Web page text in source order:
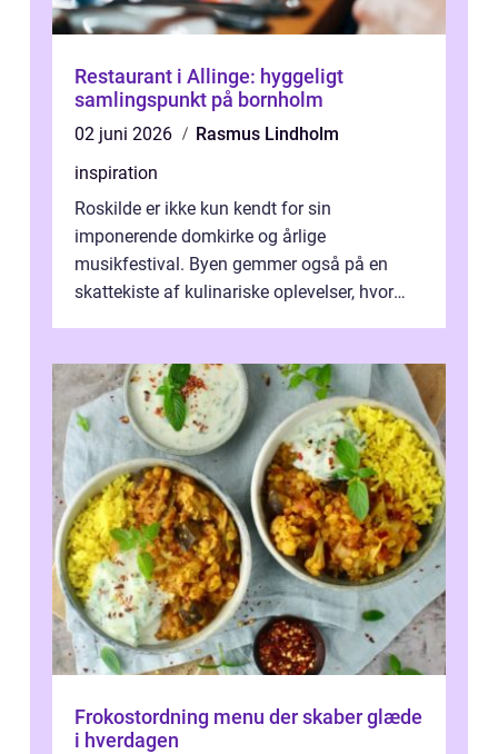
Restaurant i Allinge: hyggeligt
samlingspunkt på bornholm
02 juni 2026
Rasmus Lindholm
inspiration
Roskilde er ikke kun kendt for sin
imponerende domkirke og årlige
musikfestival. Byen gemmer også på en
skattekiste af kulinariske oplevelser, hvor
Frokostordning menu der skaber glæde
i hverdagen